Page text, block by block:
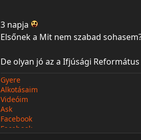
¦ ™ ® © ↑ ♂ ▬ ╝ ↔ ╣ ═ › ↓ ± · ← → ∟ ↨ ◄
3 napja
Elsőnek a Mit nem szabad
De olyan jó az a Ifjúsági
Gyere
Alkotásaim
Videóim
Ask
Facebook
Facebook